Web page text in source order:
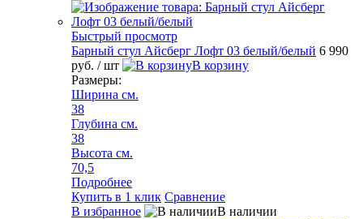
Быстрый просмотр
Барный стул Айсберг Лофт 03 белый/белый 6 990
руб. / шт
В корзину
Размеры:
Ширина см.
38
Глубина см.
38
Высота см.
70,5
Подробнее
Купить в 1 клик Сравнение
В избранное
В наличии